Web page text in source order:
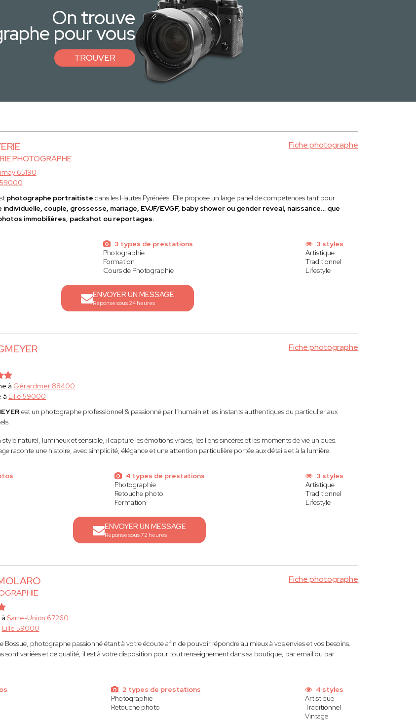
On trouve
pour vous
TROUVER
PHOTOGRAPHE
Fiche photographe
65190
photographe portraitiste dans les Hautes Pyrénées. Elle propose un large panel de compétences tant pour
individuelle, couple, grossesse, mariage, EVJF/EVGF, baby shower ou gender reveal, naissance… que
immobilières, packshot ou reportages.
3 types de prestations
Photographie
Formation
Cours de Photographie
3 styles
Artistique
Traditionnel
Lifestyle
ENVOYER UN MESSAGE
Réponse sous 24 heures
Fiche photographe
à Gérardmer 88400
à Lille 59000
est un photographe professionnel & passionné par l’humain et les instants authentiques du particulier aux
style naturel, lumineux et sensible, il capture les émotions vraies, les liens sincères et les moments de vie uniques.
raconte une histoire, avec simplicité, élégance et une attention particulière portée aux détails et à la lumière.
4 types de prestations
Photographie
Retouche photo
Formation
3 styles
Artistique
Traditionnel
Lifestyle
ENVOYER UN MESSAGE
Réponse sous 72 heures
Fiche photographe
Sarre-Union 67260
Lille 59000
Bossue, photographe passionné étant à votre écoute afin de pouvoir répondre au mieux à vos envies et vos besoins.
sont variées et de qualité, il est à votre disposition pour tout renseignement dans sa boutique, par email ou par
2 types de prestations
Photographie
Retouche photo
4 styles
Artistique
Traditionnel
Vintage